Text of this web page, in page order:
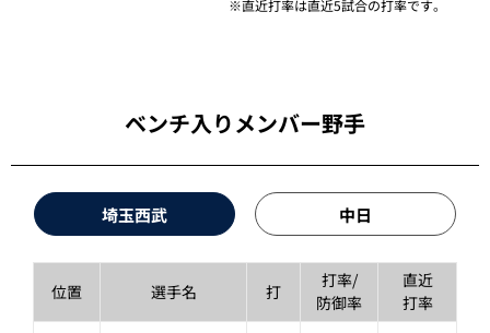
※直近打率は直近5試合の打率です。
ベンチ入りメンバー野手
埼玉西武 中日
位置 選手名 打
打率/
防御率
直近
打率